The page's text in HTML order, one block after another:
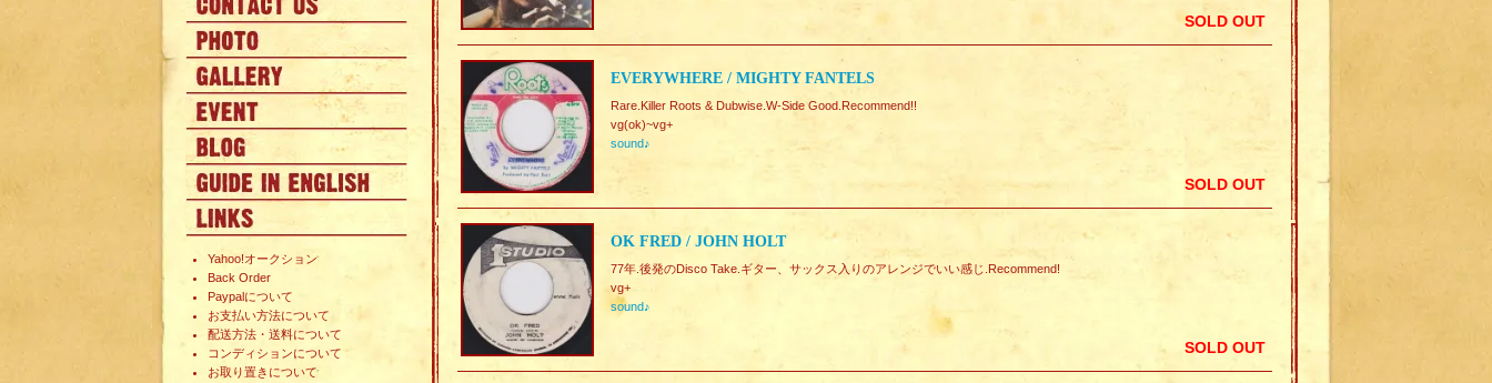
Yahoo!オークション
Back Order
Paypalについて
お支払い方法について
配送方法・送料について
コンディションについて
お取り置きについて
SOLD OUT
EVERYWHERE / MIGHTY FANTELS
Rare.Killer Roots & Dubwise.W-Side Good.Recommend!!
vg(ok)~vg+
sound♪
SOLD OUT
OK FRED / JOHN HOLT
77年.後発のDisco Take.ギター、サックス入りのアレンジでいい感じ.Recommend!
vg+
sound♪
SOLD OUT